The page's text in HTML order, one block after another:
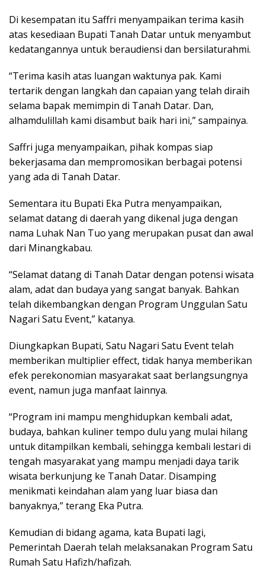
Di kesempatan itu Saffri menyampaikan terima kasih
atas kesediaan Bupati Tanah Datar untuk menyambut
kedatangannya untuk beraudiensi dan bersilaturahmi.
“Terima kasih atas luangan waktunya pak. Kami
tertarik dengan langkah dan capaian yang telah diraih
selama bapak memimpin di Tanah Datar. Dan,
alhamdulillah kami disambut baik hari ini,” sampainya.
Saffri juga menyampaikan, pihak kompas siap
bekerjasama dan mempromosikan berbagai potensi
yang ada di Tanah Datar.
Sementara itu Bupati Eka Putra menyampaikan,
selamat datang di daerah yang dikenal juga dengan
nama Luhak Nan Tuo yang merupakan pusat dan awal
dari Minangkabau.
“Selamat datang di Tanah Datar dengan potensi wisata
alam, adat dan budaya yang sangat banyak. Bahkan
telah dikembangkan dengan Program Unggulan Satu
Nagari Satu Event,” katanya.
Diungkapkan Bupati, Satu Nagari Satu Event telah
memberikan multiplier effect, tidak hanya memberikan
efek perekonomian masyarakat saat berlangsungnya
event, namun juga manfaat lainnya.
“Program ini mampu menghidupkan kembali adat,
budaya, bahkan kuliner tempo dulu yang mulai hilang
untuk ditampilkan kembali, sehingga kembali lestari di
tengah masyarakat yang mampu menjadi daya tarik
wisata berkunjung ke Tanah Datar. Disamping
menikmati keindahan alam yang luar biasa dan
banyaknya,” terang Eka Putra.
Kemudian di bidang agama, kata Bupati lagi,
Pemerintah Daerah telah melaksanakan Program Satu
Rumah Satu Hafizh/hafizah.